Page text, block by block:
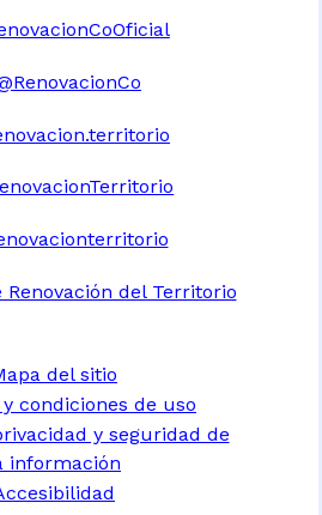
Renovación del Territorio
del sitio
condiciones de uso
y seguridad de
información